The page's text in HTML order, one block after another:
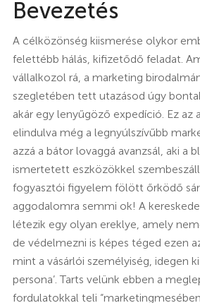
Bevezetés
A célközönség kiismerése olykor
felettébb hálás, kifizetődő feladat.
vállalkozol rá, a marketing
szegletében tett utazásod úgy
akár egy lenyűgöző expedíció. Ez az
elindulva még a legnyúlszívűbb
azzá a bátor lovaggá avanzsál, aki a
ismertetett eszközökkel
fogyasztói figyelem fölött őrködő
aggodalomra semmi ok! A
létezik egy olyan ereklye, amely
de védelmezni is képes téged ezen
mint a vásárlói személyiség, idegen
persona’. Tarts velünk ebben a
fordulatokkal teli